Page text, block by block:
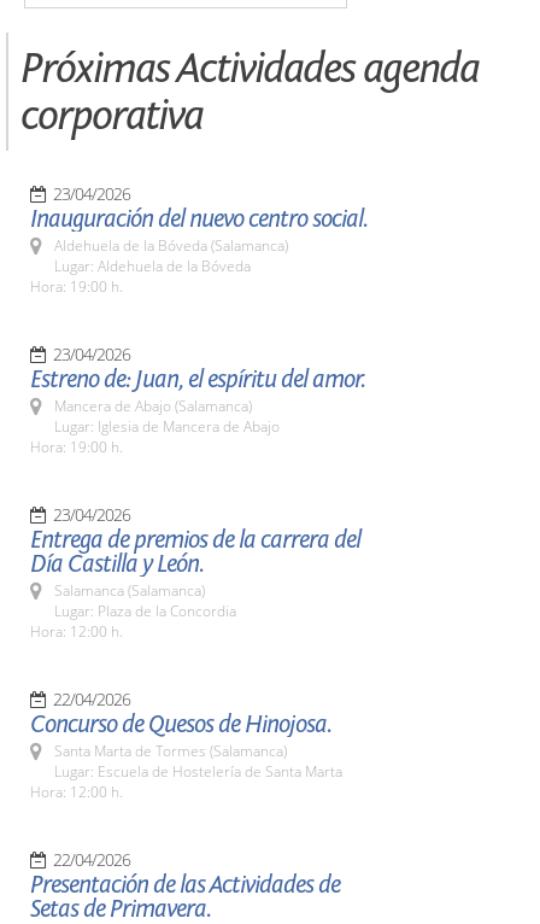
Próximas Actividades agenda
corporativa
23/04/2026
Inauguración del nuevo centro social.
Aldehuela de la Bóveda (Salamanca)
Lugar: Aldehuela de la Bóveda
Hora: 19:00 h.
23/04/2026
Estreno de: Juan, el espíritu del amor.
Mancera de Abajo (Salamanca)
Lugar: Iglesia de Mancera de Abajo
Hora: 19:00 h.
23/04/2026
Entrega de premios de la carrera del
Día Castilla y León.
Salamanca (Salamanca)
Lugar: Plaza de la Concordia
Hora: 12:00 h.
22/04/2026
Concurso de Quesos de Hinojosa.
Santa Marta de Tormes (Salamanca)
Lugar: Escuela de Hostelería de Santa Marta
Hora: 12:00 h.
22/04/2026
Presentación de las Actividades de
Setas de Primavera.